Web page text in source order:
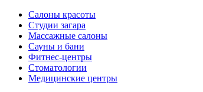
Салоны красоты
Студии загара
Массажные салоны
Сауны и бани
Фитнес-центры
Стоматологии
Медицинские центры